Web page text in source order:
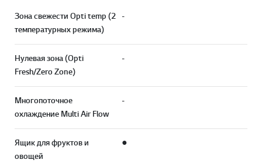
Зона свежести Opti temp (2
температурных режима)
-
Нулевая зона (Opti
Fresh/Zero Zone)
-
Многопоточное
охлаждение Multi Air Flow
-
Ящик для фруктов и
овощей
●